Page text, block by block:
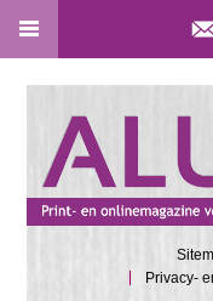
Privacy-